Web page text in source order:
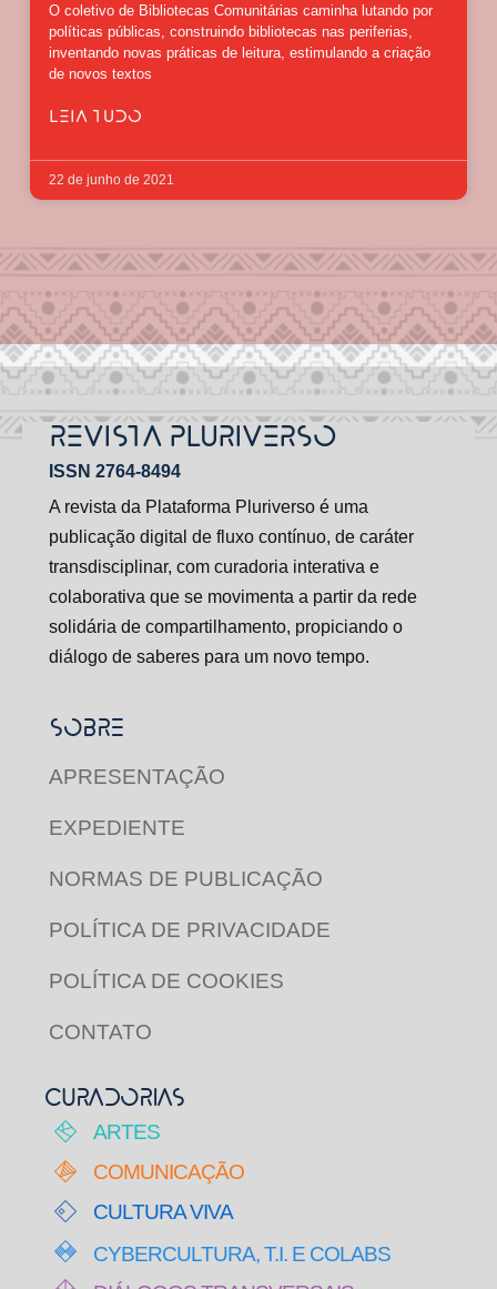
O coletivo de Bibliotecas Comunitárias caminha lutando por
políticas públicas, construindo bibliotecas nas periferias,
inventando novas práticas de leitura, estimulando a criação
de novos textos
LEIA TUDO
22 de junho de 2021
REVISTA PLURIVERSO
ISSN 2764-8494
A revista da Plataforma Pluriverso é uma
publicação digital de fluxo contínuo, de caráter
transdisciplinar, com curadoria interativa e
colaborativa que se movimenta a partir da rede
solidária de compartilhamento, propiciando o
diálogo de saberes para um novo tempo.
SOBRE
APRESENTAÇÃO
EXPEDIENTE
NORMAS DE PUBLICAÇÃO
POLÍTICA DE PRIVACIDADE
POLÍTICA DE COOKIES
CONTATO
CURADORIAS
ARTES
COMUNICAÇÃO
CULTURA VIVA
CYBERCULTURA, T.I. E COLABS